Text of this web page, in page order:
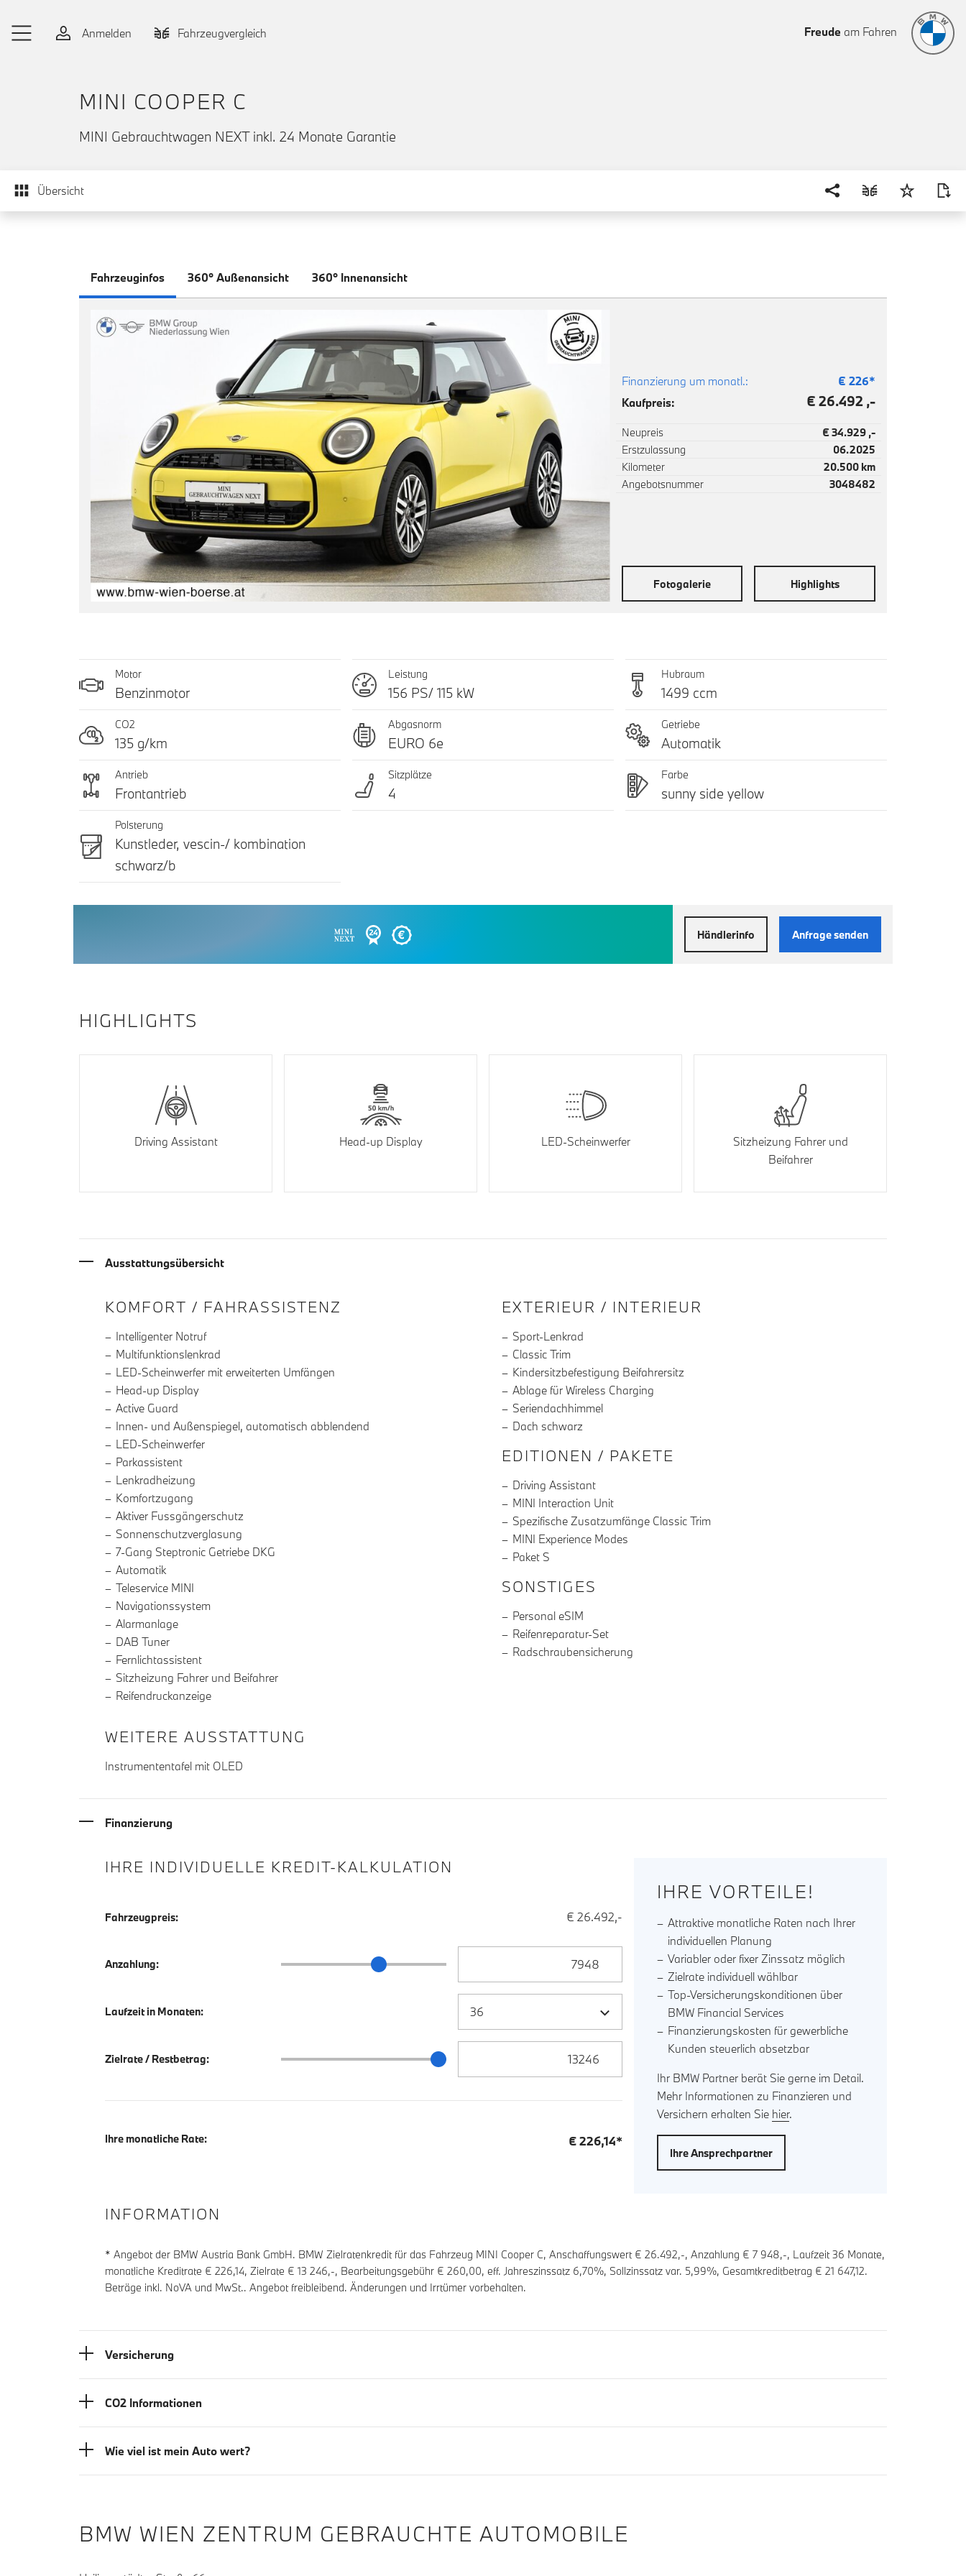
Anmelden
Fahrzeugvergleich Freude am Fahren
MINI COOPER C
MINI Gebrauchtwagen NEXT inkl. 24 Monate Garantie
Übersicht
Fahrzeuginfos 360° Außenansicht 360° Innenansicht
Finanzierung um monatl.: € 226*
Kaufpreis:
€ 26.492 ,-
Neupreis
€ 34.929 ,-
Erstzulassung
06.2025
Kilometer
20.500 km
Angebotsnummer
3048482
Fotogalerie Highlights
Motor
Benzinmotor
Leistung
156 PS/ 115 kW
Hubraum
1499 ccm
CO2
135 g/km
Abgasnorm
EURO 6e
Getriebe
Automatik
Antrieb
Frontantrieb
Sitzplätze
4
Farbe
sunny side yellow
Polsterung
Kunstleder, vescin-/ kombination
schwarz/b
Händlerinfo Anfrage senden
HIGHLIGHTS
Driving Assistant Head-up Display LED-Scheinwerfer
Sitzheizung Fahrer und
Beifahrer
Ausstattungsübersicht
INFORMATIONEN ÜBER DIE AUSSTATTUNG
KOMFORT / FAHRASSISTENZ
Intelligenter Notruf
Multifunktionslenkrad
LED-Scheinwerfer mit erweiterten Umfängen
Head-up Display
Active Guard
Innen- und Außenspiegel, automatisch abblendend
LED-Scheinwerfer
Parkassistent
Lenkradheizung
Komfortzugang
Aktiver Fussgängerschutz
Sonnenschutzverglasung
7-Gang Steptronic Getriebe DKG
Automatik
Teleservice MINI
Navigationssystem
Alarmanlage
DAB Tuner
Fernlichtassistent
Sitzheizung Fahrer und Beifahrer
Reifendruckanzeige
EXTERIEUR / INTERIEUR
Sport-Lenkrad
Classic Trim
Kindersitzbefestigung Beifahrersitz
Ablage für Wireless Charging
Seriendachhimmel
Dach schwarz
EDITIONEN / PAKETE
Driving Assistant
MINI Interaction Unit
Spezifische Zusatzumfänge Classic Trim
MINI Experience Modes
Paket S
SONSTIGES
Personal eSIM
Reifenreparatur-Set
Radschraubensicherung
WEITERE AUSSTATTUNG
Instrumententafel mit OLED
Finanzierung
IHRE INDIVIDUELLE KREDIT-KALKULATION
Fahrzeugpreis: € 26.492,-
Anzahlung: Anzahlung Schieberegler
Laufzeit in Monaten:
Zielrate / Restbetrag: Zielrate / Restbetrag Schieberegler
Ihre monatliche Rate: €226,14*
INFORMATION
* Angebot der BMW Austria Bank GmbH. BMW Zielratenkredit für das Fahrzeug MINI Cooper C, Anschaffungswert € 26.492,-, Anzahlung € 7 948,-, Laufzeit36 Monate,
monatliche Kreditrate € 226,14, Zielrate € 13 246,-, Bearbeitungsgebühr € 260,00, eff. Jahreszinssatz 6,70%, Sollzinssatz var. 5,99%, Gesamtkreditbetrag € 21 647,12.
Beträge inkl. NoVA und MwSt.. Angebot freibleibend. Änderungen und Irrtümer vorbehalten.
IHRE VORTEILE!
Attraktive monatliche Raten nach Ihrer
individuellen Planung
Variabler oder fixer Zinssatz möglich
Zielrate individuell wählbar
Top-Versicherungskonditionen über
BMW Financial Services
Finanzierungskosten für gewerbliche
Kunden steuerlich absetzbar
Ihr BMW Partner berät Sie gerne im Detail.
Mehr Informationen zu Finanzieren und
Versichern erhalten Sie hier.
Ihre Ansprechpartner
Versicherung
CO2 Informationen
Wie viel ist mein Auto wert?
BMW WIEN ZENTRUM GEBRAUCHTE AUTOMOBILE